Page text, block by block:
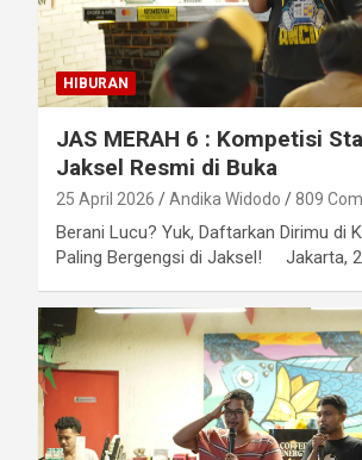
HIBURAN
JAS MERAH 6 : Kompetisi
Jaksel Resmi di Buka
25 April 2026 Andika Widodo 809
Berani Lucu? Yuk, Daftarkan Dirimu di
Paling Bergengsi di Jaksel! Jakarta,